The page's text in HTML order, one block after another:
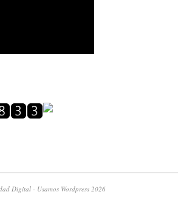
Digital - Usamos Wordpress 2026